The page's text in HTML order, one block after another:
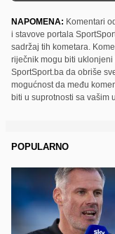
NAPOMENA: Komentari
i stavove portala
sadržaj tih kometara.
riječnik mogu biti
SportSport.ba da obriše
mogućnost da među
biti u suprotnosti sa vašim
POPULARNO